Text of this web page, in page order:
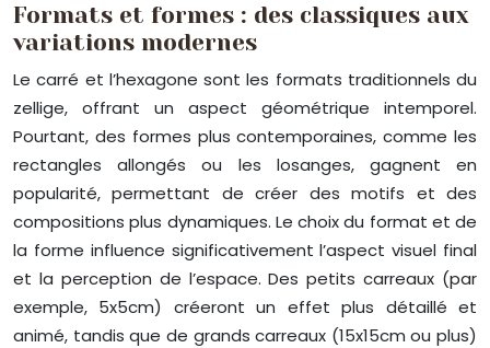
Formats et formes : des classiques aux
variations modernes
Le carré et l’hexagone sont les formats traditionnels du
zellige, offrant un aspect géométrique intemporel.
Pourtant, des formes plus contemporaines, comme les
rectangles allongés ou les losanges, gagnent en
popularité, permettant de créer des motifs et des
compositions plus dynamiques. Le choix du format et de
la forme influence significativement l’aspect visuel final
et la perception de l’espace. Des petits carreaux (par
exemple, 5x5cm) créeront un effet plus détaillé et
animé, tandis que de grands carreaux (15x15cm ou plus)